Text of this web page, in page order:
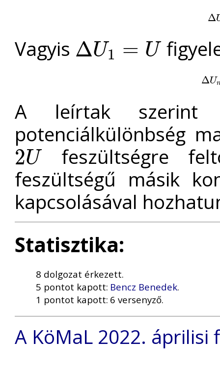
Δ
Δ
Vagyis ΔU1 = U
ΔU1=U
ΔU
ΔUn
A leírtak szerint
potenciálkülönbség
2U
2U
feszültségre
feszültségű másik
kapcsolásával
Statisztika:
8 dolgozat érkezett.
5 pontot kapott: Bencz Benedek.
1 pontot kapott: 6 versenyző.
A KöMaL 2022. áprilisi